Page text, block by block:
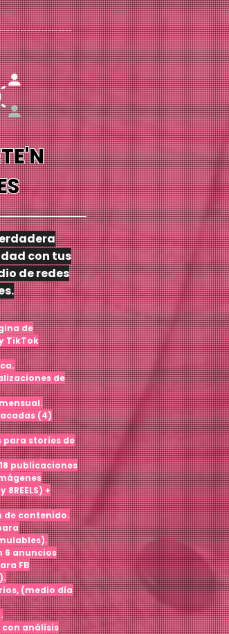
con tus
de redes
de
TikTok
de
(4)
para stories de
publicaciones
8REELS) +
de contenido.
6 anuncios
FB
(medio día
con análisis